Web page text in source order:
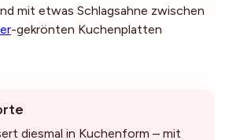
mit etwas Schlagsahne zwischen
-gekrönten Kuchenplatten
diesmal in Kuchenform – mit